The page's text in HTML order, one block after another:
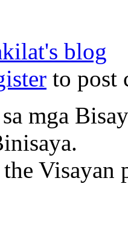
blog
to post
mga
Visayan